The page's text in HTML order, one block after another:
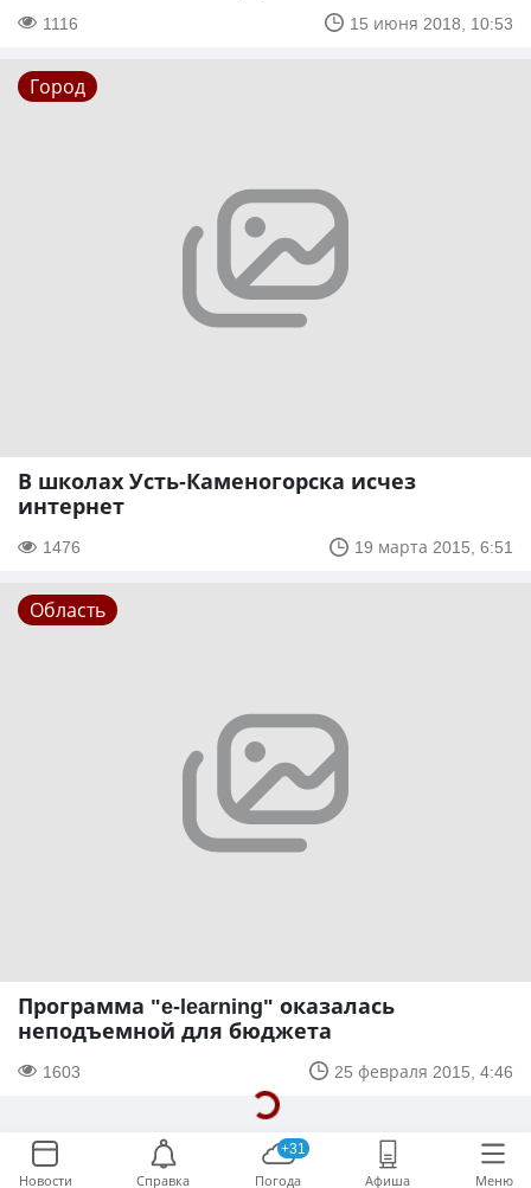
1116 15 июня 2018, 10:53
Город
В школах Усть-Каменогорска исчез
интернет
1476 19 марта 2015, 6:51
Область
Программа "e-learning" оказалась
неподъемной для бюджета
1603 25 февраля 2015, 4:46
Новости Справка
+31
Погода Афиша Меню